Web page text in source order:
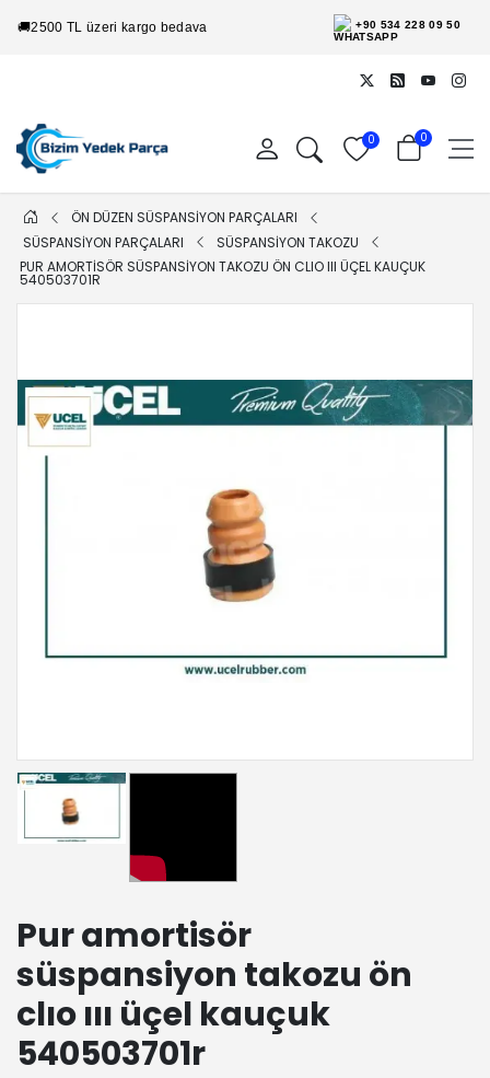
🚚2500 TL üzeri kargo bedava +90 534 228 09 50
0 0
ÖN DÜZEN SÜSPANSİYON PARÇALARI
SÜSPANSİYON PARÇALARI
SÜSPANSİYON TAKOZU
PUR AMORTISÖR SÜSPANSIYON TAKOZU ÖN CLIO III ÜÇEL KAUÇUK
540503701R
Pur amortisör
süspansiyon takozu ön
clıo ııı üçel kauçuk
540503701r